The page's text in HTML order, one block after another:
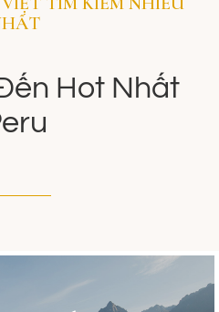
Hot Nhất